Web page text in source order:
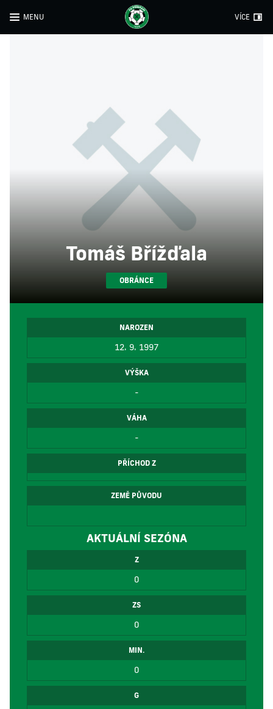
MENU VÍCE
Tomáš Břížďala
OBRÁNCE
NAROZEN
12. 9. 1997
VÝŠKA
-
VÁHA
-
PŘÍCHOD Z
ZEMĚ PŮVODU
AKTUÁLNÍ SEZÓNA
Z
0
ZS
0
MIN.
0
G